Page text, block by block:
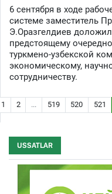
6 сентября в ходе
системе заместитель
Э.Оразгелдиев
предстоящему
туркмено-узбекской
экономическому,
сотрудничеству.
1 2 ... 519 520 521
USSATLAR